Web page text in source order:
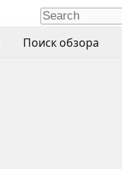
Поиск обзора